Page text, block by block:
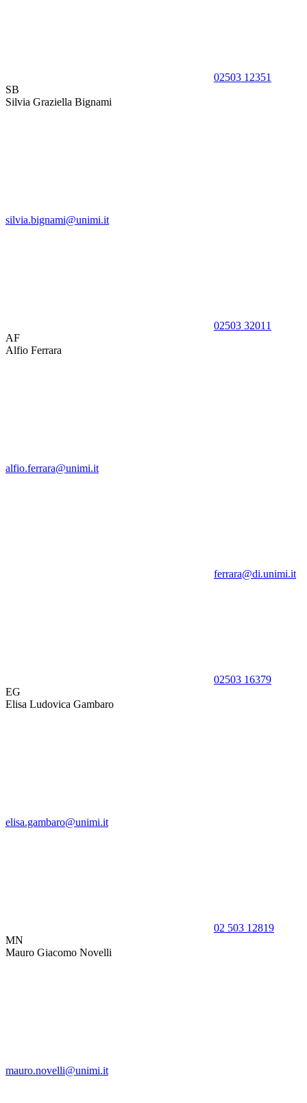
02503 12351
SB
Silvia Graziella Bignami
silvia.bignami@unimi.it
02503 32011
AF
Alfio Ferrara
alfio.ferrara@unimi.it
ferrara@di.unimi.it
02503 16379
EG
Elisa Ludovica Gambaro
elisa.gambaro@unimi.it
02 503 12819
MN
Mauro Giacomo Novelli
mauro.novelli@unimi.it